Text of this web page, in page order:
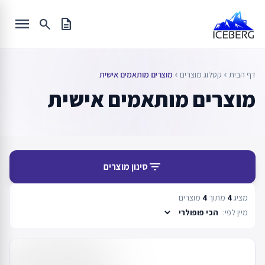
content
description
search
menu
דף הבית chevron_left קטלוג מוצרים chevron_left מוצרים מותאמים אישית
מוצרים מותאמים אישית
filter_listסינון מוצרים
מציג4 מתוך4 מוצרים
מיין לפי: